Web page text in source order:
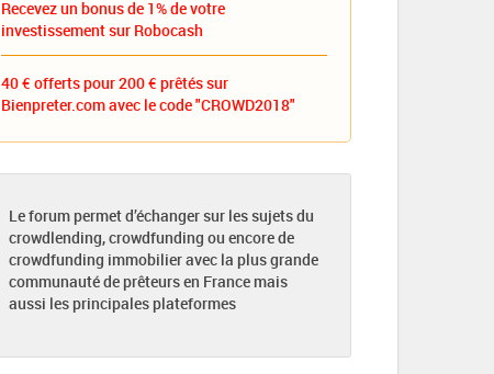
Recevez un bonus de 1% de votre
investissement sur Robocash
40 € offerts pour 200 € prêtés sur
Bienpreter.com avec le code "CROWD2018"
Le forum permet d’échanger sur les sujets du
crowdlending, crowdfunding ou encore de
crowdfunding immobilier avec la plus grande
communauté de prêteurs en France mais
aussi les principales plateformes